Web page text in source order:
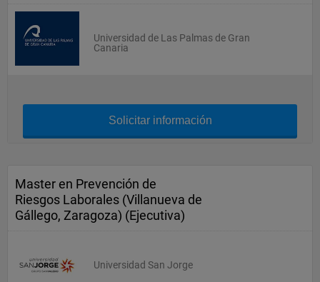
Universidad de Las Palmas de Gran
Canaria
Solicitar información
Master en Prevención de
Riesgos Laborales (Villanueva de
Gállego, Zaragoza) (Ejecutiva)
Universidad San Jorge